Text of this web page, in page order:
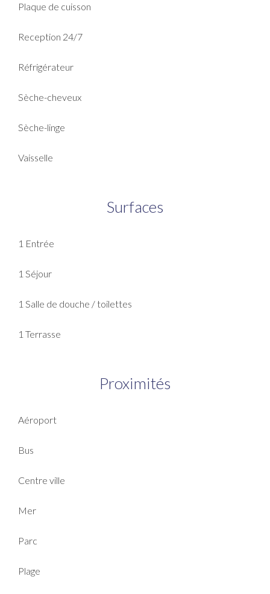
Plaque de cuisson
Reception 24/7
Réfrigérateur
Sèche-cheveux
Sèche-linge
Vaisselle
Surfaces
1 Entrée
1 Séjour
1 Salle de douche / toilettes
1 Terrasse
Proximités
Aéroport
Bus
Centre ville
Mer
Parc
Plage